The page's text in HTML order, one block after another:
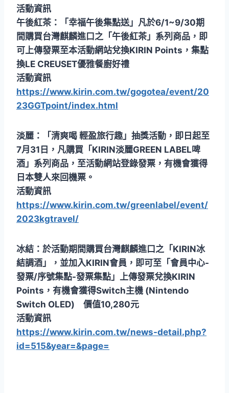
活動資訊
午後紅茶：「幸福午後集點送」凡於6/1~9/30期
間購買台灣麒麟進口之「午後紅茶」系列商品，即
可上傳發票至本活動網站兌換KIRIN Points，集點
換LE CREUSET優雅餐廚好禮
活動資訊
https://www.kirin.com.tw/gogotea/event/20
23GGTpoint/index.html
淡麗：「清爽喝 輕盈旅行趣」抽獎活動，即日起至
7月31日，凡購買「KIRIN淡麗GREEN LABEL啤
酒」系列商品，至活動網站登錄發票，有機會獲得
日本雙人來回機票。
活動資訊
https://www.kirin.com.tw/greenlabel/event/
2023kgtravel/
冰結：於活動期間購買台灣麒麟進口之「KIRIN冰
結調酒」，並加入KIRIN會員，即可至「會員中心-
發票/序號集點-發票集點」上傳發票兌換KIRIN
Points，有機會獲得Switch主機 (Nintendo
Switch OLED) 價值10,280元
活動資訊
https://www.kirin.com.tw/news-detail.php?
id=515&year=&page=